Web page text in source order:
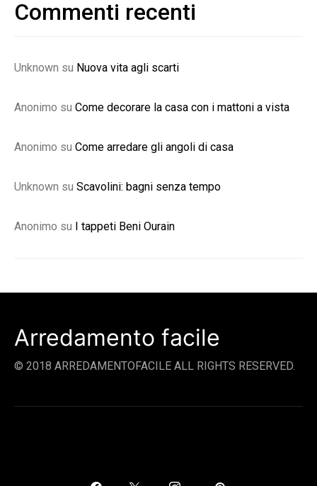
Commenti recenti
Unknown su Nuova vita agli scarti
Anonimo su Come decorare la casa con i mattoni a vista
Anonimo su Come arredare gli angoli di casa
Unknown su Scavolini: bagni senza tempo
Anonimo su I tappeti Beni Ourain
Arredamento facile
© 2018 ARREDAMENTOFACILE ALL RIGHTS RESERVED.